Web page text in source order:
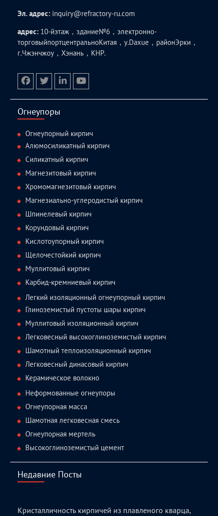
Эл. адрес: inquiry@refractory-ru.com
адрес: 10-йэтаж，здание№6，электронно-
торговыйпортцентральноКитая，у.Daxue，районЭрки，
г.Чжэнчжоу，Хэнань，КНР.
Огнеупоры
Огнеупорный кирпич
Алюмосиликатный кирпич
Силикатный кирпич
Магнезитовый кирпич
Хромомагнезитовый кирпич
Магнезиально-углеродистый кирпич
Шпинелевый кирпич
Корундовый кирпич
Кислотоупорный кирпич
Щелочестойкий кирпич
Муллитовый кирпич
Карбид-кремниевый кирпич
Легкий изоляционный огнеупорный кирпич
Глиноземистый пустоты шары кирпич
Муллитовый изоляционный кирпич
Легковесный высокоглиноземистый кирпич
Шамотный теплоизоляционный кирпич
Легковесный динасовый кирпич
Керамическое волокно
Неформованные огнеупоры
Огнеупорная масса
Шамотная легковесная смесь
Огнеупорная мертель
Высокоглиноземистый цемент
Недавние Посты
Кристалличность кирпичей из плавленого кварца,